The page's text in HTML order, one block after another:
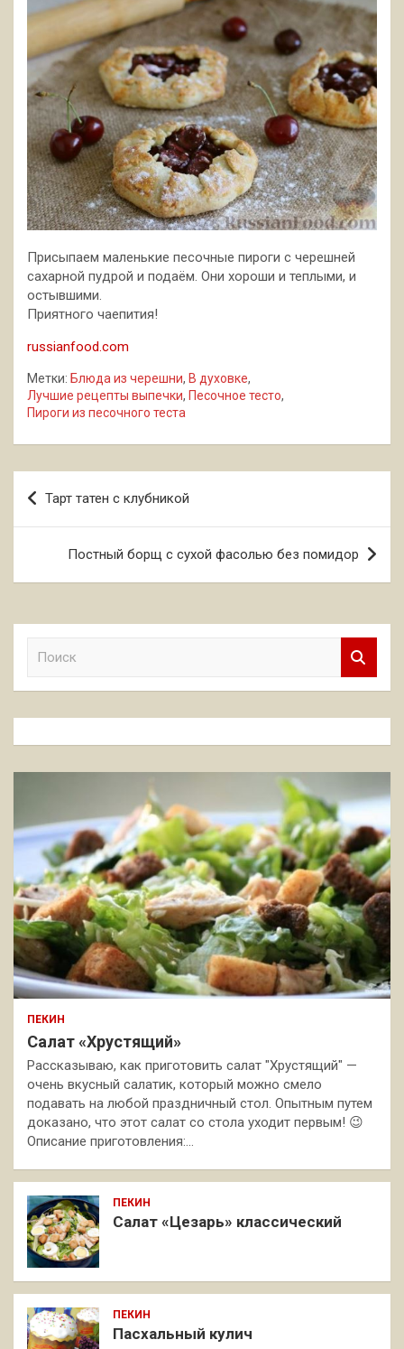
Присыпаем маленькие песочные пироги с черешней
сахарной пудрой и подаём. Они хороши и теплыми, и
остывшими.
Приятного чаепития!
russianfood.com
Метки: Блюда из черешни, В духовке,
Лучшие рецепты выпечки, Песочное тесто,
Пироги из песочного теста
Навигация
по
записям
Тарт татен с клубникой
Постный борщ с сухой фасолью без помидор
к
ПЕКИН
Салат «Хрустящий»
Рассказываю, как приготовить салат "Хрустящий" —
очень вкусный салатик, который можно смело
подавать на любой праздничный стол. Опытным путем
доказано, что этот салат со стола уходит первым! 😉
Описание приготовления:…
ПЕКИН
Салат «Цезарь» классический
ПЕКИН
Пасхальный кулич